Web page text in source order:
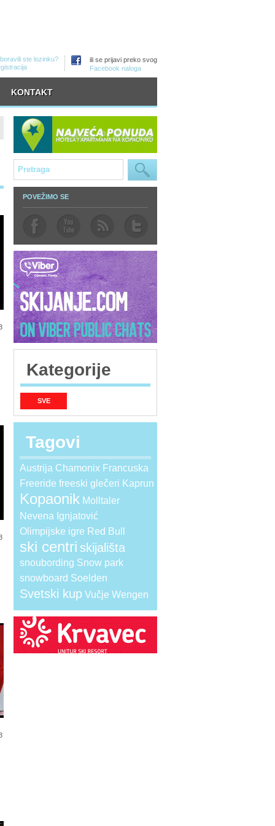
ste lozinku?
ili se prijavi preko svog
Facebook naloga
KONTAKT
POVEŽIMO SE
Kategorije
SVE
Tagovi
Austrija Chamonix Francuska
Freeride freeski glečeri Kaprun
Kopaonik Molltaler
Nevena Ignjatović
Olimpijske igre Red Bull
ski centri skijališta
snoubording Snow park
snowboard Soelden
Svetski kup Vučje Wengen